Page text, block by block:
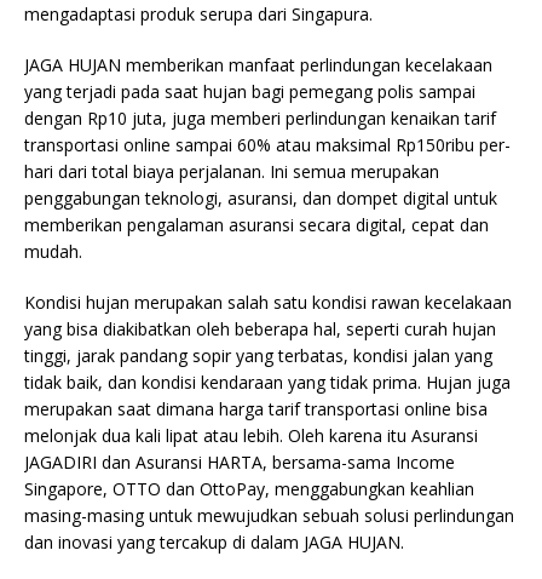
mengadaptasi produk serupa dari Singapura.
JAGA HUJAN memberikan manfaat perlindungan kecelakaan
yang terjadi pada saat hujan bagi pemegang polis sampai
dengan Rp10 juta, juga memberi perlindungan kenaikan tarif
transportasi online sampai 60% atau maksimal Rp150ribu per-
hari dari total biaya perjalanan. Ini semua merupakan
penggabungan teknologi, asuransi, dan dompet digital untuk
memberikan pengalaman asuransi secara digital, cepat dan
mudah.
Kondisi hujan merupakan salah satu kondisi rawan kecelakaan
yang bisa diakibatkan oleh beberapa hal, seperti curah hujan
tinggi, jarak pandang sopir yang terbatas, kondisi jalan yang
tidak baik, dan kondisi kendaraan yang tidak prima. Hujan juga
merupakan saat dimana harga tarif transportasi online bisa
melonjak dua kali lipat atau lebih. Oleh karena itu Asuransi
JAGADIRI dan Asuransi HARTA, bersama-sama Income
Singapore, OTTO dan OttoPay, menggabungkan keahlian
masing-masing untuk mewujudkan sebuah solusi perlindungan
dan inovasi yang tercakup di dalam JAGA HUJAN.